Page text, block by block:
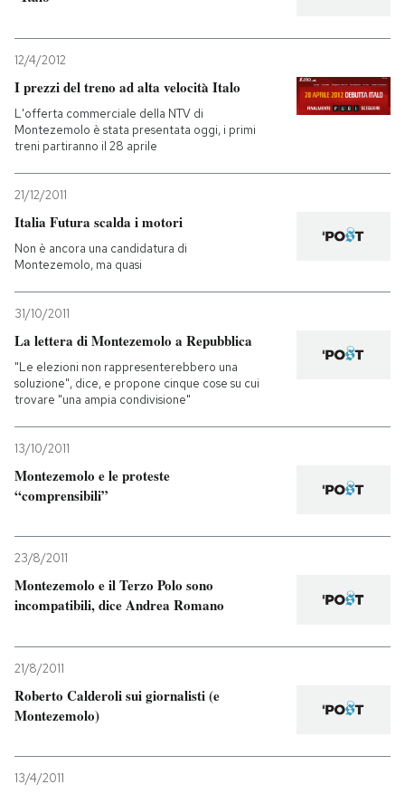
12/4/2012
I prezzi del treno ad alta velocità Italo
L'offerta commerciale della NTV di
Montezemolo è stata presentata oggi, i primi
treni partiranno il 28 aprile
21/12/2011
Italia Futura scalda i motori
Non è ancora una candidatura di
Montezemolo, ma quasi
31/10/2011
La lettera di Montezemolo a Repubblica
"Le elezioni non rappresenterebbero una
soluzione", dice, e propone cinque cose su cui
trovare "una ampia condivisione"
13/10/2011
Montezemolo e le proteste
“comprensibili”
23/8/2011
Montezemolo e il Terzo Polo sono
incompatibili, dice Andrea Romano
21/8/2011
Roberto Calderoli sui giornalisti (e
Montezemolo)
13/4/2011